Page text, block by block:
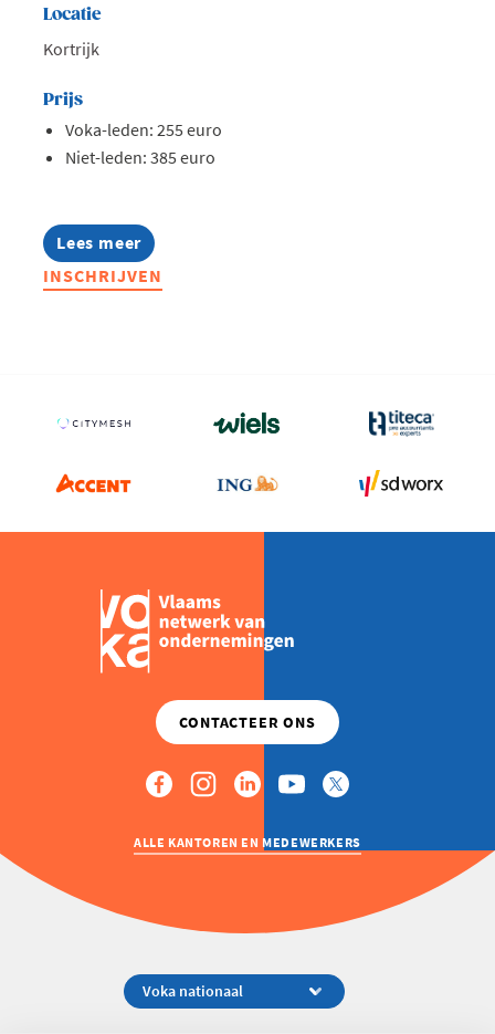
Locatie
Kortrijk
Prijs
Voka-leden: 255 euro
Niet-leden: 385 euro
Lees meer
about
Opleiding:
Maak
duurzaamheidsrapportage
INSCHRIJVEN
ALLE KANTOREN EN MEDEWERKERS